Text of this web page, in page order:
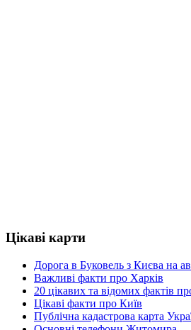
Цікаві карти
Дорога в Буковель з Києва на
Важливі факти про Харків
20 цікавих та відомих фактів
Цікаві факти про Київ
Публічна кадастрова карта